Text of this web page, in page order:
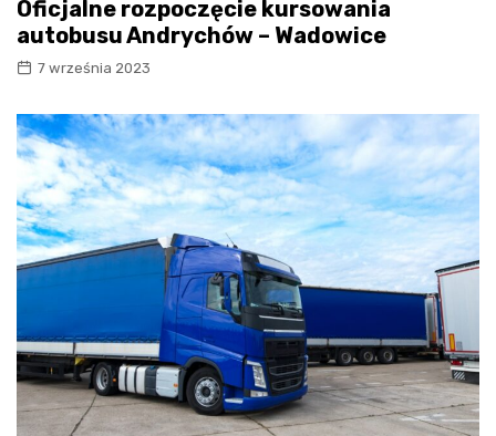
Oficjalne rozpoczęcie kursowania
autobusu Andrychów – Wadowice
7 września 2023